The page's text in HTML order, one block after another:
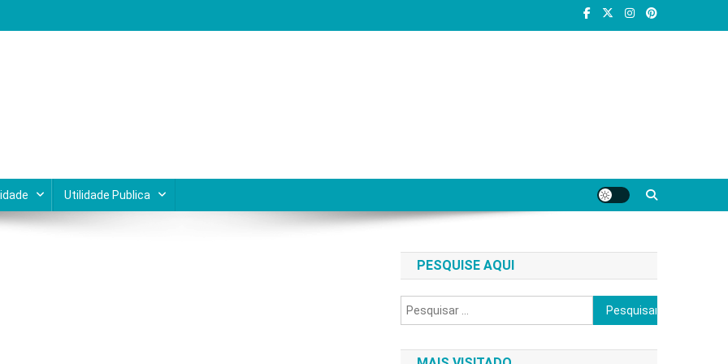
Utilidade Publica
PESQUISE AQUI
Pesquisar
por: